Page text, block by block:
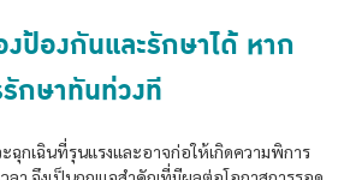
ป้องกันและรักษาได้ หาก
รักษาทันท่วงที
ฉุกเฉินที่รุนแรงและอาจก่อให้เกิดความพิการ